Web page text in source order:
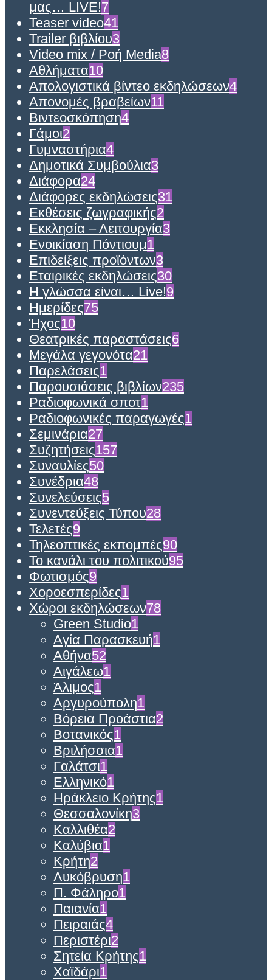
μας… LIVE!7
Teaser video41
Trailer βιβλίου3
Video mix / Ροή Media8
Αθλήματα10
Απολογιστικά βίντεο εκδηλώσεων4
Απονομές βραβείων11
Βιντεοσκόπηση4
Γάμοι2
Γυμναστήρια4
Δημοτικά Συμβούλια3
Διάφορα24
Διάφορες εκδηλώσεις31
Εκθέσεις ζωγραφικής2
Εκκλησία – Λειτουργία3
Ενοικίαση Πόντιουμ1
Επιδείξεις προϊόντων3
Εταιρικές εκδηλώσεις30
Η γλώσσα είναι… Live!9
Ημερίδες75
Ήχος10
Θεατρικές παραστάσεις6
Μεγάλα γεγονότα21
Παρελάσεις1
Παρουσιάσεις βιβλίων235
Ραδιοφωνικά σποτ1
Ραδιοφωνικές παραγωγές1
Σεμινάρια27
Συζητήσεις157
Συναυλίες50
Συνέδρια48
Συνελεύσεις5
Συνεντεύξεις Τύπου28
Τελετές9
Τηλεοπτικές εκπομπές90
Το κανάλι του πολιτικού95
Φωτισμός9
Χοροεσπερίδες1
Χώροι εκδηλώσεων78
Green Studio1
Αγία Παρασκευή1
Αθήνα52
Αιγάλεω1
Άλιμος1
Αργυρούπολη1
Βόρεια Προάστια2
Βοτανικός1
Βριλήσσια1
Γαλάτσι1
Ελληνικό1
Ηράκλειο Κρήτης1
Θεσσαλονίκη3
Καλλιθέα2
Καλύβια1
Κρήτη2
Λυκόβρυση1
Π. Φάληρο1
Παιανία1
Πειραιάς4
Περιστέρι2
Σητεία Κρήτης1
Χαϊδάρι1